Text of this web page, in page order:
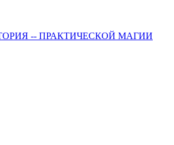
-- ПРАКТИЧЕСКОЙ МАГИИ